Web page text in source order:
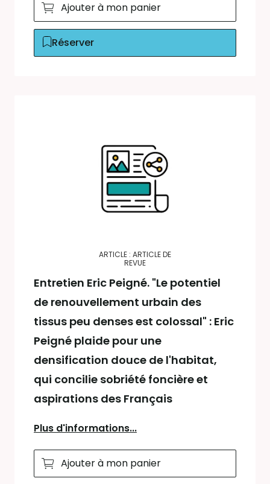
Ajouter à mon panier
Réserver
ARTICLE : ARTICLE DE
REVUE
Entretien Eric Peigné. "Le potentiel
de renouvellement urbain des
tissus peu denses est colossal" : Eric
Peigné plaide pour une
densification douce de l'habitat,
qui concilie sobriété foncière et
aspirations des Français
Plus d'informations...
Ajouter à mon panier